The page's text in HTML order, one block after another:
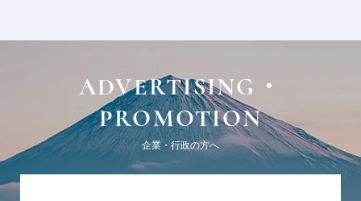
ADVERTISING・
PROMOTION
企業・行政の方へ